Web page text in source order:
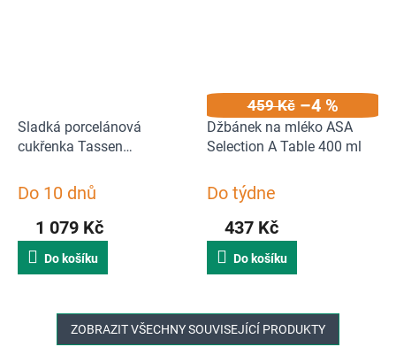
Sladká porcelánová
cukřenka Tassen
Do 10 dnů
1 079 Kč
Do košíku
459 Kč –4 %
Džbánek na mléko ASA
Selection A Table 400 ml
Do týdne
437 Kč
Do košíku
ZOBRAZIT VŠECHNY SOUVISEJÍCÍ PRODUKTY